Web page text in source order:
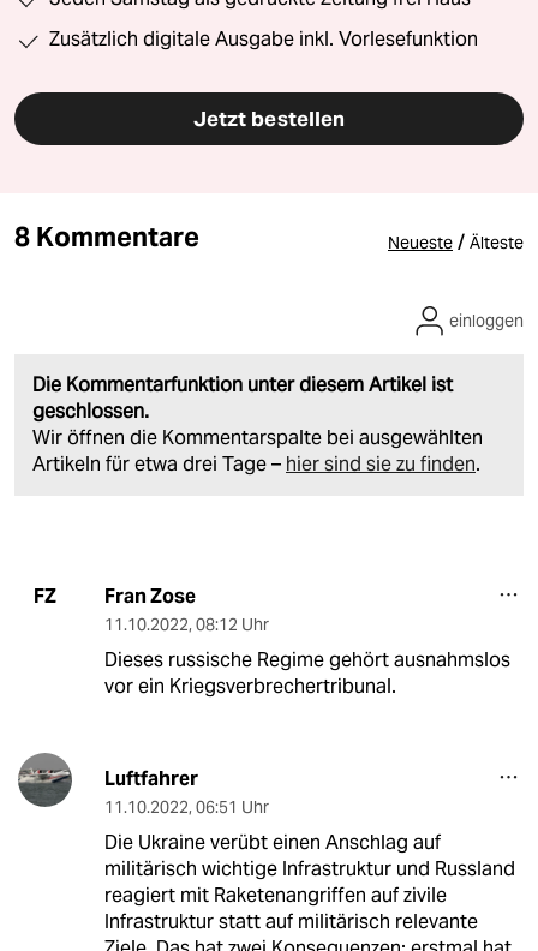
Zusätzlich digitale Ausgabe inkl. Vorlesefunktion
Jetzt bestellen
8 Kommentare Neueste / Älteste
Die Kommentarfunktion unter diesem Artikel ist
geschlossen.
Wir öffnen die Kommentarspalte bei ausgewählten
Artikeln für etwa drei Tage – hier sind sie zu finden.
einloggen
FZ Fran Zose
11.10.2022, 08:12 Uhr
Dieses russische Regime gehört ausnahmslos
vor ein Kriegsverbrechertribunal.
Luftfahrer
11.10.2022, 06:51 Uhr
Die Ukraine verübt einen Anschlag auf
militärisch wichtige Infrastruktur und Russland
reagiert mit Raketenangriffen auf zivile
Infrastruktur statt auf militärisch relevante